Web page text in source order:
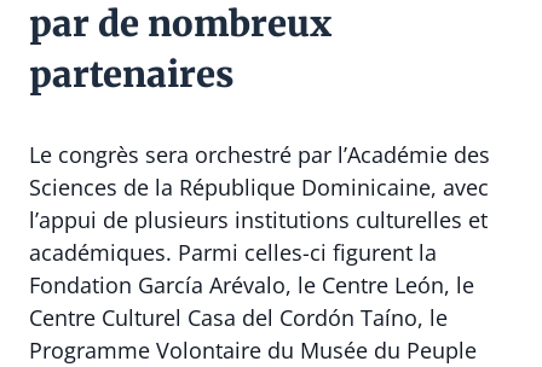
par de nombreux
partenaires
Le congrès sera orchestré par l’Académie des
Sciences de la République Dominicaine, avec
l’appui de plusieurs institutions culturelles et
académiques. Parmi celles-ci figurent la
Fondation García Arévalo, le Centre León, le
Centre Culturel Casa del Cordón Taíno, le
Programme Volontaire du Musée du Peuple